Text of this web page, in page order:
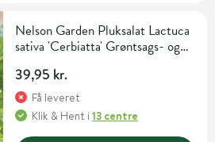
Nelson Garden Pluksalat Lactuca
sativa 'Cerbiatta' Grøntsags- og
39,95 kr.
Få leveret
Klik & Hent i13 centre